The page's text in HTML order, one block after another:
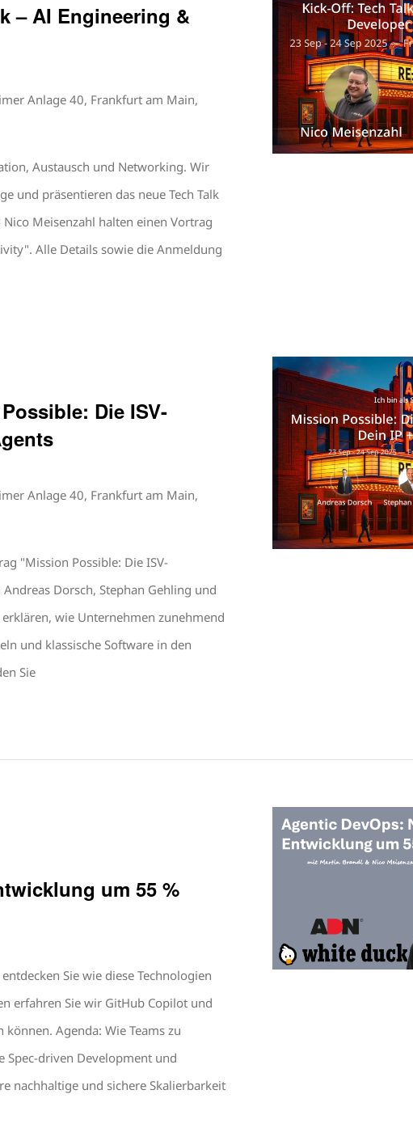
– AI Engineering &
Anlage 40, Frankfurt am Main,
Austausch und Networking. Wir
und präsentieren das neue Tech Talk
Meisenzahl halten einen Vortrag
Alle Details sowie die Anmeldung
Die ISV-
Anlage 40, Frankfurt am Main,
"Mission Possible: Die ISV-
Dorsch, Stephan Gehling und
wie Unternehmen zunehmend
und klassische Software in den
Sie
um 55 %
Sie wie diese Technologien
erfahren Sie wir GitHub Copilot und
Agenda: Wie Teams zu
driven Development und
nachhaltige und sichere Skalierbarkeit